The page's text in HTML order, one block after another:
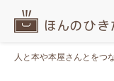
人と本や本屋さんとをつ